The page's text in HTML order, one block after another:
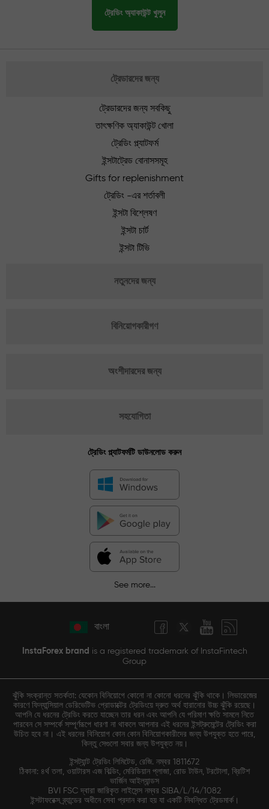
ট্রেডিং অ্যাকাউন্ট খুলুন
ট্রেডারদের জন্য
ট্রেডারদের জন্য সবকিছু
তাৎক্ষণিক অ্যাকাউন্ট খোলা
ট্রেডিং প্ল্যাটফর্ম
ইন্সটাট্রেড বোনাসসমূহ
Gifts for replenishment
ট্রেডিং -এর শর্তাবলী
ইন্সটা বিশ্লেষণ
ইন্সটা চার্ট
ইন্সটা টিভি
নতুনদের জন্য
বিনিয়োগকারীগণ
অংশীদারদের জন্য
সহযোগিতা
ট্রেডিং প্ল্যাটফর্মটি ডাউনলোড করুন
See more...
বাংলা
InstaForex brand is a registered trademark of InstaFintech
Group
ঝুঁকি সংক্রান্ত সতর্কতা: যেকোন বিনিয়োগে কোনো না কোনো ধরনের ঝুঁকি থাকে। লিভারেজের
কারণে ফিন্যান্সিয়াল ডেরিভেটিভ প্রোডাক্টের ট্রেডিংয়ে দ্রুত অর্থ হারানোর উচ্চ ঝুঁকি রয়েছে।
আপনি যে ধরনের ট্রেডিং করতে যাচ্ছেন তার ধরন এবং আপনি যে পরিমাণ ক্ষতি সামলে নিতে
পারবেন সে সম্পর্কে সম্পূর্ণরূপে ধারণা না থাকলে আপনার এই ধরনের ইন্সট্রুমেন্টের ট্রেডিং করা
উচিত হবে না। এই ধরনের বিনিয়োগ কোন কোন বিনিয়োগকারীদের জন্য উপযুক্ত হতে পারে,
কিন্তু সেগুলো সবার জন্য উপযুক্ত নয়।
ইন্সট্যান্ট ট্রেডিং লিমিটেড, রেজি. নম্বর 1811672
ঠিকানা: ৪র্থ তলা, ওয়াটারস এজ বিল্ডিং, মেরিডিয়ান প্লাজা, রোড টাউন, টরটোলা, ব্রিটিশ
ভার্জিন আইল্যান্ডস
BVI FSC দ্বারা জারিকৃত লাইসেন্স নম্বর SIBA/L/14/1082
ইন্সটাফরেক্স ব্র্যান্ডের অধীনে সেবা প্রদান করা হয় যা একটি নিবন্ধিত ট্রেডমার্ক।